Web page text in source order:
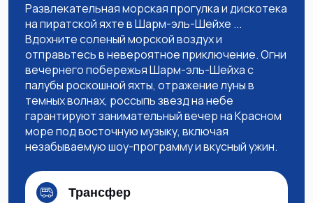
Развлекательная морская прогулка и дискотека
на пиратской яхте в Шарм-эль-Шейхе ...
Вдохните соленый морской воздух и
отправьтесь в невероятное приключение. Огни
вечернего побережья Шарм-эль-Шейха с
палубы роскошной яхты, отражение луны в
темных волнах, россыпь звезд на небе
гарантируют занимательный вечер на Красном
море под восточную музыку, включая
незабываемую шоу-программу и вкусный ужин.
Трансфер